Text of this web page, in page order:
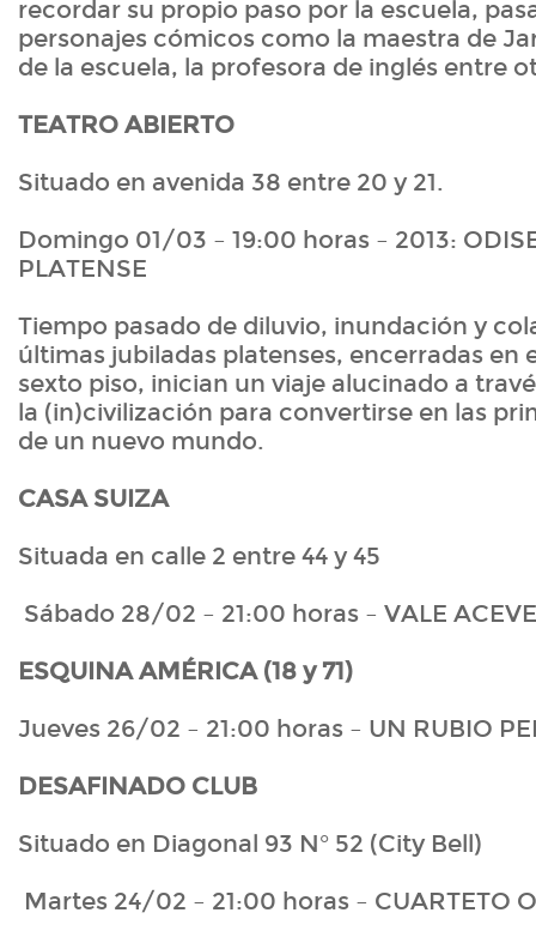
recordar su propio paso por la escuela,
personajes cómicos como la maestra de
de la escuela, la profesora de inglés entre
TEATRO ABIERTO
Situado en avenida 38 entre 20 y 21.
Domingo 01/03 – 19:00 horas – 2013:
PLATENSE
Tiempo pasado de diluvio, inundación y
últimas jubiladas platenses, encerradas en
sexto piso, inician un viaje alucinado a
la (in)civilización para convertirse en las
de un nuevo mundo.
CASA SUIZA
Situada en calle 2 entre 44 y 45
Sábado 28/02 – 21:00 horas – VALE
ESQUINA AMÉRICA (18 y 71)
Jueves 26/02 – 21:00 horas – UN RUBIO
DESAFINADO CLUB
Situado en Diagonal 93 N° 52 (City Bell)
Martes 24/02 – 21:00 horas – CUARTETO